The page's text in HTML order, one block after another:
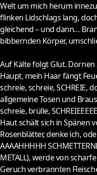
Welt um mich herum
flinken Lidschlags lang,
gleichend – und dann…
bibbernden Körper,
Auf Kälte folgt Glut.
Haupt, mein Haar fängt
schreie, schreie, SCHREIE,
allgemeine Tosen und
schreie, brülle,
Haut schält sich in Spänen
Rosenblätter, denke ich,
AAAAHHHHH
METALL), werde von
Geruch verbrannten